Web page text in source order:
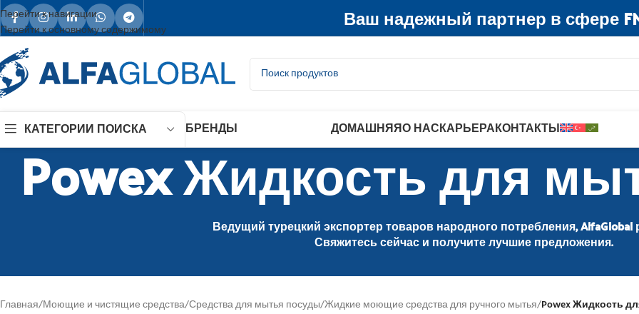
Перейти к навигации
Перейти к основному содержимому
Ваш надежный партнер в сфере
КАТЕГОРИИ ПОИСКА БРЕНДЫ ДОМАШНЯЯО НАСКАРЬЕРАКОНТАКТЫ
Powex Жидкость для
Ведущий турецкий экспортер товаров народного потребления,
Свяжитесь сейчас и получите лучшие предложения.
Главная/Моющие и чистящие средства/Средства для мытья посуды/Жидкие моющие средства для ручного мытья/Powex Жидкость